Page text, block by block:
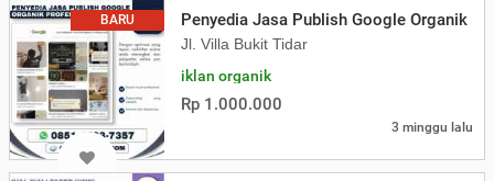
BARU Penyedia Jasa Publish Google Organik
Jl. Villa Bukit Tidar
iklan organik
Rp 1.000.000
3 minggu lalu